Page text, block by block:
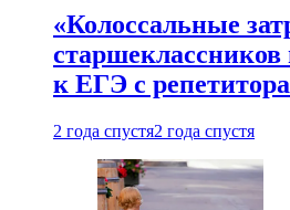
«Колоссальные
старшеклассников
к ЕГЭ с
2 года спустя2 года спустя